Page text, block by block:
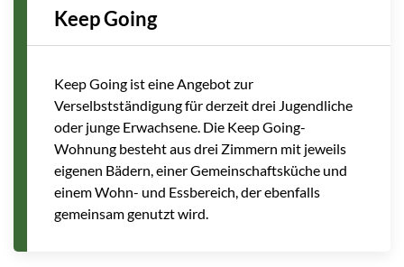
Keep Going
Keep Going ist eine Angebot zur
Verselbstständigung für derzeit drei Jugendliche
oder junge Erwachsene. Die Keep Going-
Wohnung besteht aus drei Zimmern mit jeweils
eigenen Bädern, einer Gemeinschaftsküche und
einem Wohn- und Essbereich, der ebenfalls
gemeinsam genutzt wird.